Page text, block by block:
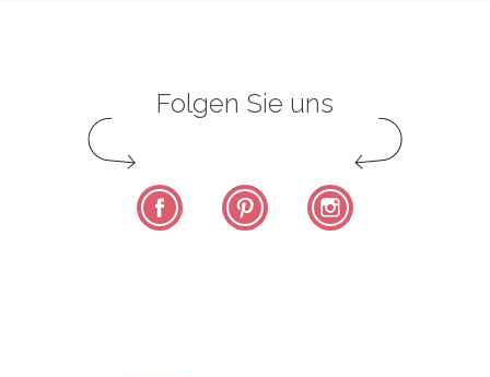
Folgen Sie uns
Facebook Pinterest